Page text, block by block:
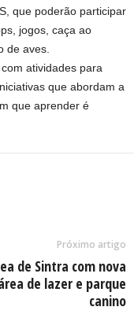
que poderão participar
jogos, caça ao
de aves.
atividades para
que abordam a
que aprender é
Próximo artigo
de Sintra com nova
de lazer e parque
canino